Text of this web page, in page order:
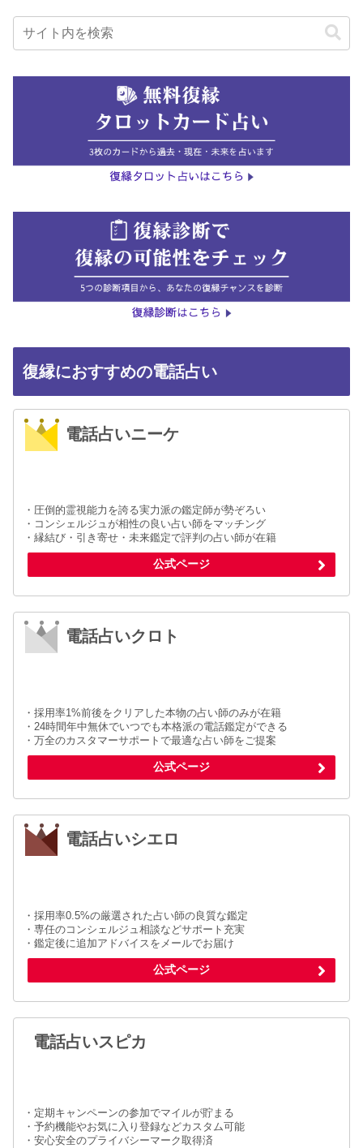
復縁におすすめの電話占い
電話占いニーケ
・圧倒的霊視能力を誇る実力派の鑑定師が勢ぞろい
・コンシェルジュが相性の良い占い師をマッチング
・縁結び・引き寄せ・未来鑑定で評判の占い師が在籍
公式ページ
電話占いクロト
・採用率1%前後をクリアした本物の占い師のみが在籍
・24時間年中無休でいつでも本格派の電話鑑定ができる
・万全のカスタマーサポートで最適な占い師をご提案
公式ページ
電話占いシエロ
・採用率0.5%の厳選された占い師の良質な鑑定
・専任のコンシェルジュ相談などサポート充実
・鑑定後に追加アドバイスをメールでお届け
公式ページ
電話占いスピカ
・定期キャンペーンの参加でマイルが貯まる
・予約機能やお気に入り登録などカスタム可能
・安心安全のプライバシーマーク取得済